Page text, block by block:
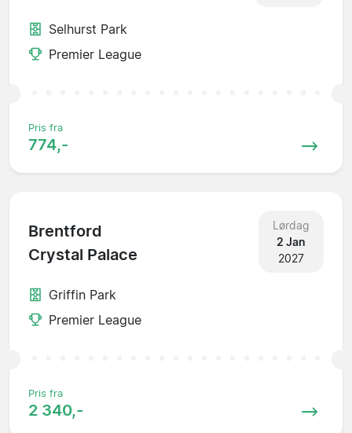
Selhurst Park
Premier League
Pris fra
774,-
Brentford
Crystal Palace
Lørdag
2 Jan
2027
Griffin Park
Premier League
Pris fra
2 340,-